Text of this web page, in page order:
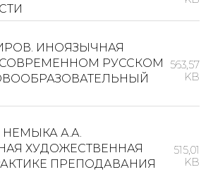
ИНОЯЗЫЧНАЯ
РУССКОМ
563,57
KB
НЕМЫКА А.А.
ХУДОЖЕСТВЕННАЯ
ПРЕПОДАВАНИЯ
515,01
KB